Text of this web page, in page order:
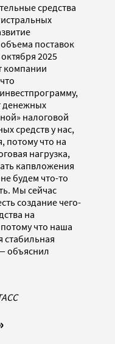
средства
поставок
2025
компании
денежных
налоговой
средств у нас,
потому что на
нагрузка,
капвложения
будем что-то
Мы сейчас
создание чего-
на
что наша
стабильная
объяснил